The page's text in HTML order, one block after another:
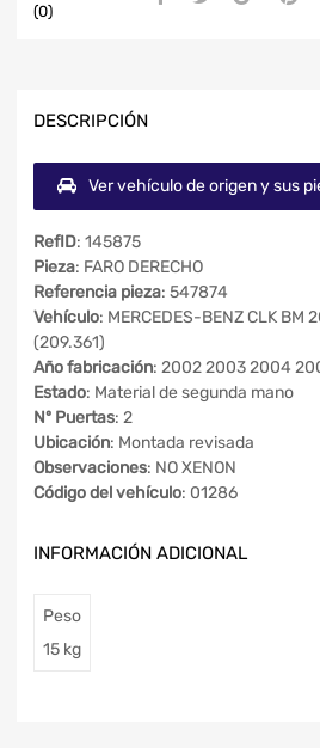
(0)
DESCRIPCIÓN
Ver vehículo de origen y sus
RefID: 145875
Pieza: FARO DERECHO
Referencia pieza: 547874
Vehículo: MERCEDES-BENZ CLK BM
(209.361)
Año fabricación: 2002 2003 2004
Estado: Material de segunda mano
Nº Puertas: 2
Ubicación: Montada revisada
Observaciones: NO XENON
Código del vehículo: 01286
INFORMACIÓN ADICIONAL
Peso
15 kg